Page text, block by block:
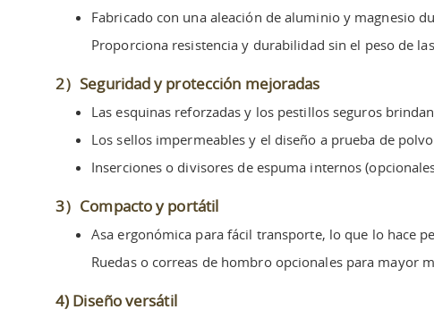
Fabricado con una aleación de aluminio y magnesio
Proporciona resistencia y durabilidad sin el peso de
2）Seguridad y protección mejoradas
Las esquinas reforzadas y los pestillos seguros
Los sellos impermeables y el diseño a prueba de
Inserciones o divisores de espuma internos
3）Compacto y portátil
Asa ergonómica para fácil transporte, lo que lo hace
Ruedas o correas de hombro opcionales para mayor
4) Diseño versátil